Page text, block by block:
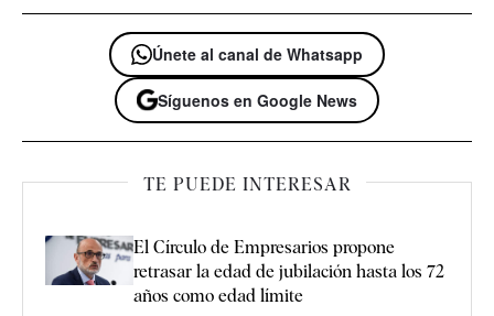
Únete al canal de Whatsapp
Síguenos en Google News
TE PUEDE INTERESAR
El Círculo de Empresarios propone
retrasar la edad de jubilación hasta los 72
años como edad límite